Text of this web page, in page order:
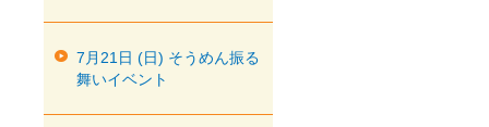
7月21日 (日) そうめん振る
舞いイベント